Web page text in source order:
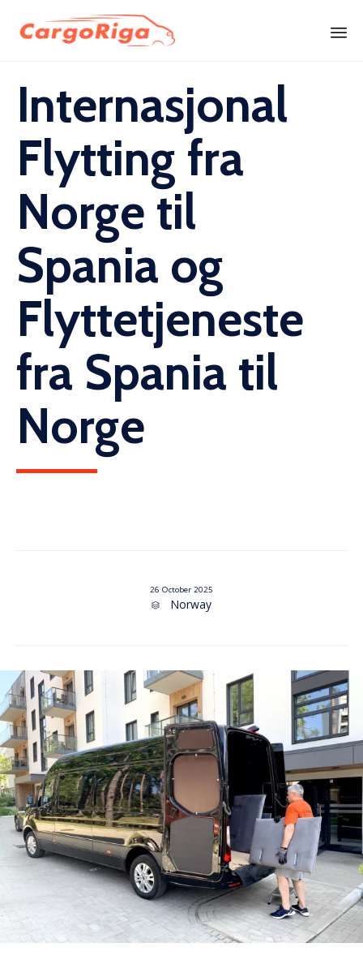
to
content
Internasjonal
Flytting fra
Norge til
Spania og
Flyttetjeneste
fra Spania til
Norge
26 October 2025
 Category
Norway